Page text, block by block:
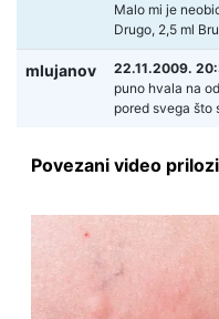
Malo mi je
Drugo, 2,5 ml
mlujanov
22.11.2009.
puno hvala na
pored svega što
Povezani video prilozi